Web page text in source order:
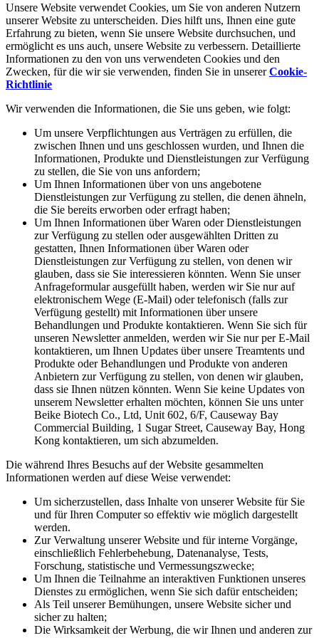
Unsere Website verwendet Cookies, um Sie von anderen Nutzern
unserer Website zu unterscheiden. Dies hilft uns, Ihnen eine gute
Erfahrung zu bieten, wenn Sie unsere Website durchsuchen, und
ermöglicht es uns auch, unsere Website zu verbessern. Detaillierte
Informationen zu den von uns verwendeten Cookies und den
Zwecken, für die wir sie verwenden, finden Sie in unsererCookie-
Richtlinie
Wir verwenden die Informationen, die Sie uns geben, wie folgt:
um unsere Verpflichtungen aus Verträgen zu erfüllen, die
zwischen Ihnen und uns geschlossen wurden, und Ihnen die
Informationen, Produkte und Dienstleistungen zur Verfügung
zu stellen, die Sie von uns anfordern;
um Ihnen Informationen über von uns angebotene
Dienstleistungen zur Verfügung zu stellen, die denen ähneln,
die Sie bereits erworben oder erfragt haben;
um Ihnen Informationen über Waren oder Dienstleistungen
zur Verfügung zu stellen oder ausgewählten Dritten zu
gestatten, Ihnen Informationen über Waren oder
Dienstleistungen zur Verfügung zu stellen, von denen wir
glauben, dass sie Sie interessieren könnten. Wenn Sie unser
Anfrageformular ausgefüllt haben, werden wir Sie nur auf
elektronischem Wege (E-Mail) oder telefonisch (falls zur
Verfügung gestellt) mit Informationen über unsere
Behandlungen und Produkte kontaktieren. Wenn Sie sich für
unseren Newsletter anmelden, werden wir Sie nur per E-Mail
kontaktieren, um Ihnen Updates über unsere Treamtents und
Produkte oder Behandlungen und Produkte von anderen
Anbietern zur Verfügung zu stellen, von denen wir glauben,
dass sie Ihnen nützen könnten. Wenn Sie keine Updates von
unserem Newsletter erhalten möchten, können Sie uns unter
Beike Biotech Co., Ltd, Unit 602, 6/F, Causeway Bay
Commercial Building, 1 Sugar Street, Causeway Bay, Hong
Kong kontaktieren, um sich abzumelden.
Die während Ihres Besuchs auf der Website gesammelten
Informationen werden auf diese Weise verwendet:
um sicherzustellen, dass Inhalte von unserer Website für Sie
und für Ihren Computer so effektiv wie möglich dargestellt
werden.
zur Verwaltung unserer Website und für interne Vorgänge,
einschließlich Fehlerbehebung, Datenanalyse, Tests,
Forschung, statistische und Vermessungszwecke;
um Ihnen die Teilnahme an interaktiven Funktionen unseres
Dienstes zu ermöglichen, wenn Sie sich dafür entscheiden;
als Teil unserer Bemühungen, unsere Website sicher und
sicher zu halten;
die Wirksamkeit der Werbung, die wir Ihnen und anderen zur